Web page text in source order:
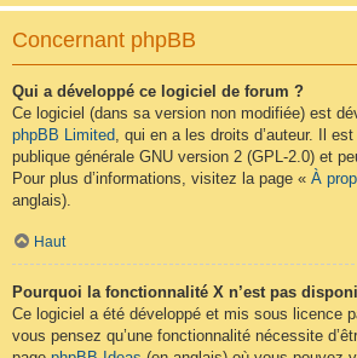
Concernant phpBB
Qui a développé ce logiciel de forum ?
Ce logiciel (dans sa version non modifiée) est
phpBB Limited, qui en a les droits d’auteur. Il
publique générale GNU version 2 (GPL-2.0) et
Pour plus d’informations, visitez la page « À
anglais).
Haut
Pourquoi la fonctionnalité X n’est pas
Ce logiciel a été développé et mis sous licence
vous pensez qu’une fonctionnalité nécessite